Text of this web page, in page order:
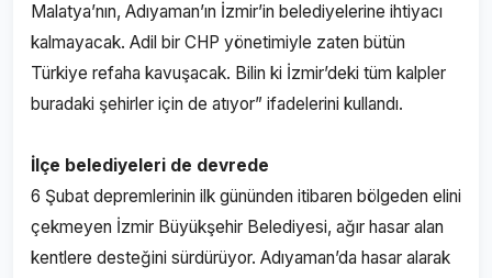
Malatya’nın, Adıyaman’ın İzmir’in belediyelerine ihtiyacı
kalmayacak. Adil bir CHP yönetimiyle zaten bütün
Türkiye refaha kavuşacak. Bilin ki İzmir’deki tüm kalpler
buradaki şehirler için de atıyor” ifadelerini kullandı.
İlçe belediyeleri de devrede
6 Şubat depremlerinin ilk gününden itibaren bölgeden elini
çekmeyen İzmir Büyükşehir Belediyesi, ağır hasar alan
kentlere desteğini sürdürüyor. Adıyaman’da hasar alarak